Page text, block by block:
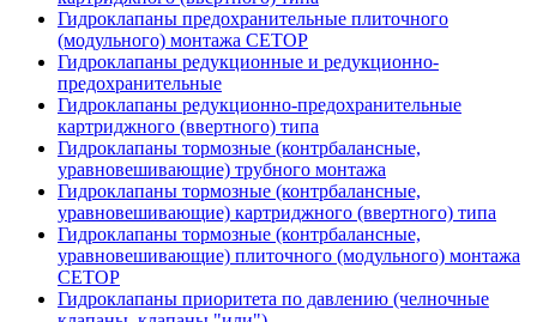
Гидроклапаны предохранительные плиточного
(модульного) монтажа CETOP
Гидроклапаны редукционные и редукционно-
предохранительные
Гидроклапаны редукционно-предохранительные
картриджного (ввертного) типа
Гидроклапаны тормозные (контрбалансные,
уравновешивающие) трубного монтажа
Гидроклапаны тормозные (контрбалансные,
уравновешивающие) картриджного (ввертного) типа
Гидроклапаны тормозные (контрбалансные,
уравновешивающие) плиточного (модульного) монтажа
CETOP
Гидроклапаны приоритета по давлению (челночные